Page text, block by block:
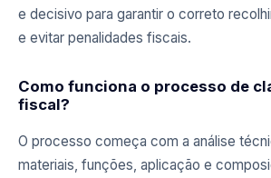
e decisivo para garantir o correto
e evitar penalidades fiscais.
Como funciona o processo de
fiscal?
O processo começa com a análise
materiais, funções, aplicação e